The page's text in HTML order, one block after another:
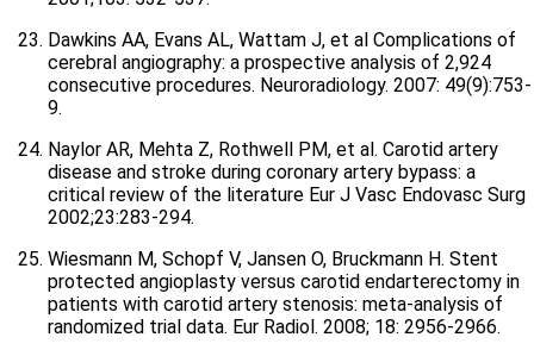
Dawkins AA, Evans AL, Wattam J, et al Complications of
cerebral angiography: a prospective analysis of 2,924
consecutive procedures. Neuroradiology. 2007: 49(9):753-
9.
Naylor AR, Mehta Z, Rothwell PM, et al. Carotid artery
disease and stroke during coronary artery bypass: a
critical review of the literature Eur J Vasc Endovasc Surg
2002;23:283-294.
Wiesmann M, Schopf V, Jansen O, Bruckmann H. Stent
protected angioplasty versus carotid endarterectomy in
patients with carotid artery stenosis: meta-analysis of
randomized trial data. Eur Radiol. 2008; 18: 2956-2966.